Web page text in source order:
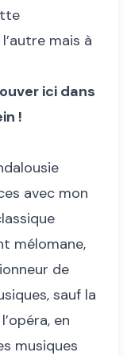
mais à
ici dans
!
avec mon
mélomane,
de
sauf la
en
musiques